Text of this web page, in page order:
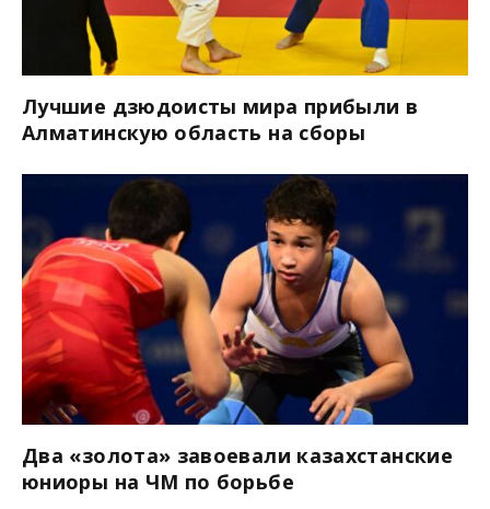
Лучшие дзюдоисты мира прибыли в
Алматинскую область на сборы
Два «золота» завоевали казахстанские
юниоры на ЧМ по борьбе